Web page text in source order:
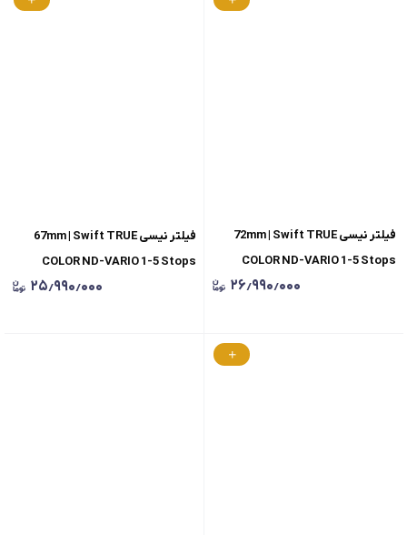
فیلتر نیسی 72mm | Swift TRUE
COLOR ND-VARIO 1-5 Stops
۲۶٫۹۹۰٫۰۰۰
فیلتر نیسی 67mm | Swift TRUE
COLOR ND-VARIO 1-5 Stops
۲۵٫۹۹۰٫۰۰۰